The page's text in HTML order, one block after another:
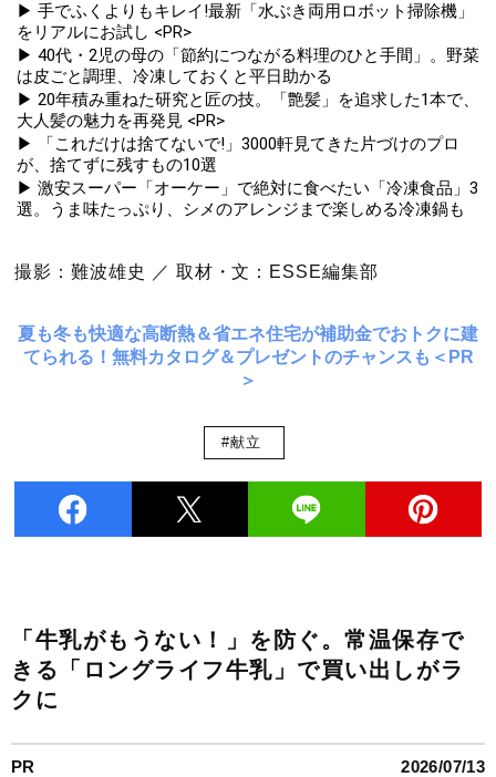
▶ 手でふくよりもキレイ!最新「水ぶき両用ロボット掃除機」
をリアルにお試し <PR>
▶ 40代・2児の母の「節約につながる料理のひと手間」。野菜
は皮ごと調理、冷凍しておくと平日助かる
▶ 20年積み重ねた研究と匠の技。「艶髪」を追求した1本で、
大人髪の魅力を再発見 <PR>
▶ 「これだけは捨てないで!」3000軒見てきた片づけのプロ
が、捨てずに残すもの10選
▶ 激安スーパー「オーケー」で絶対に食べたい「冷凍食品」3
選。うま味たっぷり、シメのアレンジまで楽しめる冷凍鍋も
撮影：難波雄史 ／ 取材・文：ESSE編集部
夏も冬も快適な高断熱＆省エネ住宅が補助金でおトクに建
てられる！無料カタログ＆プレゼントのチャンスも＜PR
＞
#献立
「牛乳がもうない！」を防ぐ。常温保存で
きる「ロングライフ牛乳」で買い出しがラ
クに
PR 2026/07/13